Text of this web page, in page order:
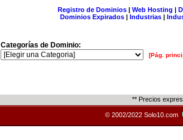
Registro de Dominios| Web Hosting |
Dominios Expirados | Industrias |
Categorías de Dominio:
[Pág.
** Precios
© 2002/2022 Solo10.com